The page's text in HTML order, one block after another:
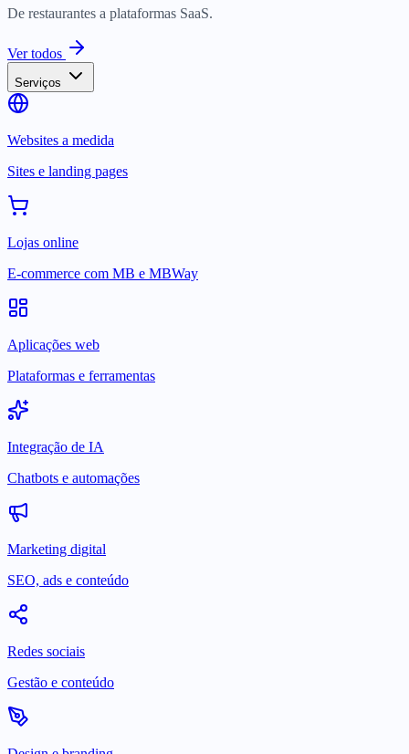
De restaurantes a plataformas SaaS.
Ver todos
Serviços
Websites a medida
Sites e landing pages
Lojas online
E-commerce com MB e MBWay
Aplicações web
Plataformas e ferramentas
Integração de IA
Chatbots e automações
Marketing digital
SEO, ads e conteúdo
Redes sociais
Gestão e conteúdo